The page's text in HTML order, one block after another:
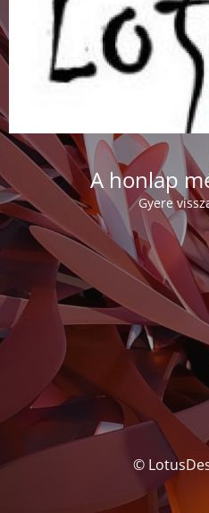
A honlap
Gyere
©